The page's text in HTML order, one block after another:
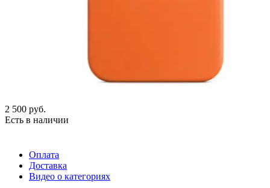
2 500 руб.
Есть в наличии
Оплата
Доставка
Видео о категориях